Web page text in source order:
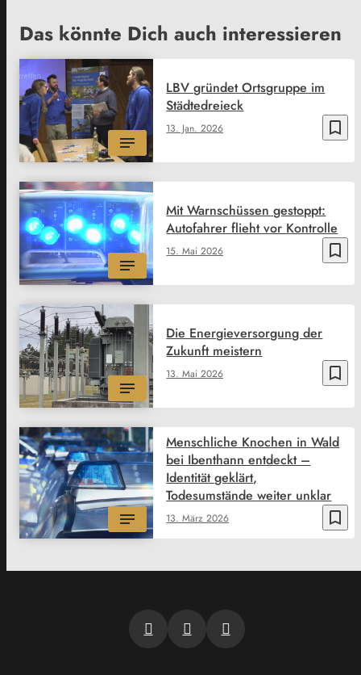
Das könnte Dich auch interessieren
bookmark_border
13. Jan. 2026
LBV gründet Ortsgruppe im
Städtedreieck
bookmark_border
15. Mai 2026
Mit Warnschüssen gestoppt:
Autofahrer flieht vor Kontrolle
bookmark_border
13. Mai 2026
Die Energieversorgung der
Zukunft meistern
bookmark_border
13. März 2026
Menschliche Knochen in Wald
bei Ibenthann entdeckt –
Identität geklärt,
Todesumstände weiter unklar